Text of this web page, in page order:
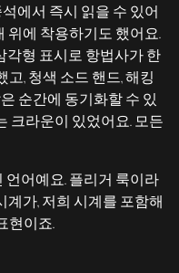
에서 즉시 읽을 수 있어
위에 착용하기도 했어요.
각형 표시로 항법사가 한
고, 청색 소드 핸드, 해킹
순간에 동기화할 수 있
크라운이 있었어요. 모든
언어예요. 플리거 룩이라
계가, 저희 시계를 포함해
현이죠.